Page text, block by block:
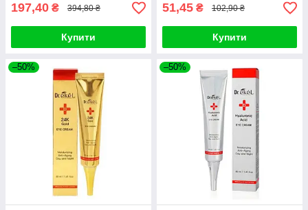
197,40 ₴ 394,80 ₴
Купити
51,45 ₴ 102,90 ₴
Купити
–50% –50%